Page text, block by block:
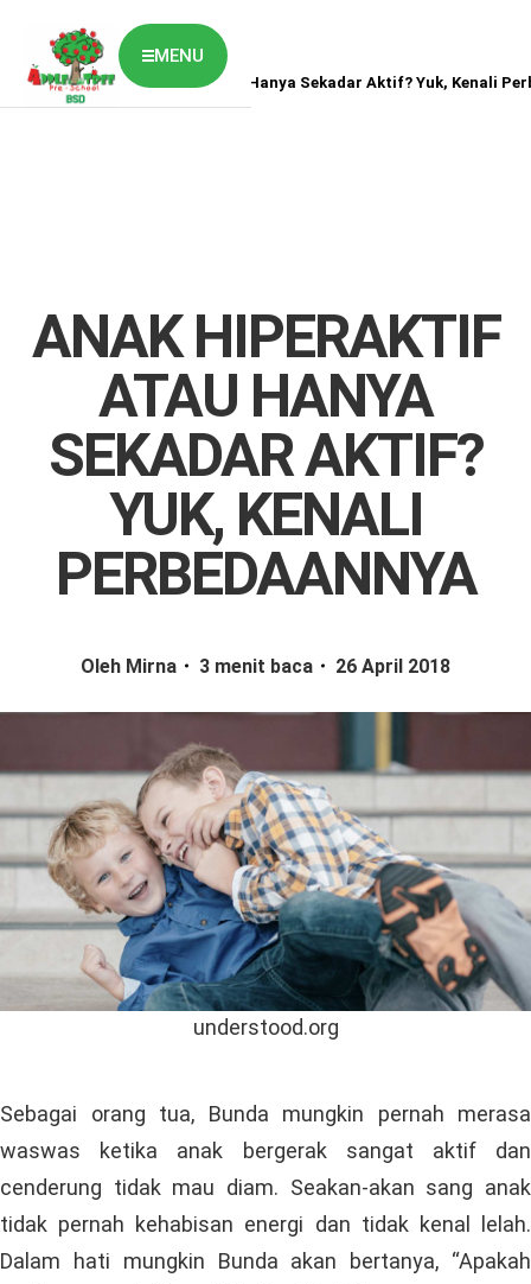
MENU
Contact Us
Job Vaccancy
HomeNewsAnak Hiperaktif atau Hanya Sekadar Aktif? Yuk, Kenali
ANAK HIPERAKTIF
ATAU HANYA
SEKADAR AKTIF?
YUK, KENALI
PERBEDAANNYA
Oleh Mirna 3 menit baca 26 April 2018
understood.org
Sebagai orang tua, Bunda mungkin pernah merasa
waswas ketika anak bergerak sangat aktif dan
cenderung tidak mau diam. Seakan-akan sang anak
tidak pernah kehabisan energi dan tidak kenal lelah.
Dalam hati mungkin Bunda akan bertanya, “Apakah